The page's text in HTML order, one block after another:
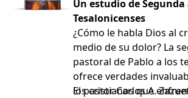
Un estudio de Segunda
Tesalonicenses
¿Cómo le habla Dios al
medio de su dolor? La
pastoral de Pablo a los
ofrece verdades
los cristianos que
El pastor Carlos A.